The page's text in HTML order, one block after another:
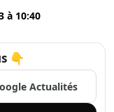
à 10:40
👇
Actualités